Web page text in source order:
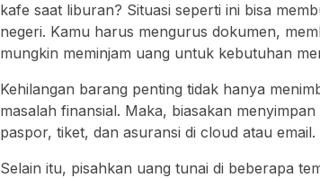
kafe saat liburan? Situasi seperti ini bisa
negeri. Kamu harus mengurus dokumen,
mungkin meminjam uang untuk kebutuhan
Kehilangan barang penting tidak hanya
masalah finansial. Maka, biasakan
paspor, tiket, dan asuransi di cloud atau email.
Selain itu, pisahkan uang tunai di beberapa